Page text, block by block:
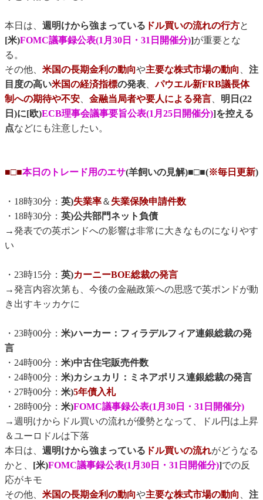
本日は、 週明けから強まっている ドル買いの流れの行方と
[米)FOMC議事録公表(1月30日・31日開催分)]が重要とな
る。
その他、 米国の長期金利の動向や主要な株式市場の動向 、 注
目度の高い米国の経済指標の発表、パウエル新FRB議長体
制への期待や不安、 金融当局者や要人による発言、 明日(22
日)に[欧)ECB理事会議事要旨公表(1月25日開催分)]を控える
点などにも注意したい。
■□■本日のトレード用のエサ(羊飼いの見解)■□■(※毎日更新)
・18時30分： 英)失業率＆ 失業保険申請件数
・18時30分： 英)公共部門ネット負債
→発表での英ポンドへの影響は非常に大きなものになりやす
い
・23時15分： 英)カーニーBOE総裁の発言
→発言内容次第も、今後の金融政策への思惑で英ポンドが動
き出すキッカケに
・23時00分： 米)ハーカー：フィラデルフィア連銀総裁の発
言
・24時00分： 米)中古住宅販売件数
・24時00分： 米)カシュカリ：ミネアポリス連銀総裁の発言
・27時00分： 米)5年債入札
・28時00分： 米)FOMC議事録公表(1月30日・31日開催分)
→週明けからドル買いの流れが優勢となって、ドル円は上昇
＆ユーロドルは下落
本日は、 週明けから強まっている ドル買いの流れがどうなる
かと、 [米)FOMC議事録公表(1月30日・31日開催分)]での反
応がキモ
その他、 米国の長期金利の動向や主要な株式市場の動向 、 注